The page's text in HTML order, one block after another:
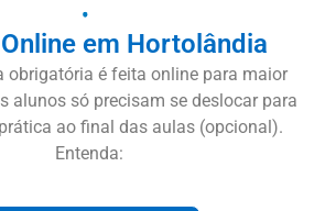
em Hortolândia
obrigatória é feita online para maior
alunos só precisam se deslocar para
ao final das aulas (opcional).
Entenda: